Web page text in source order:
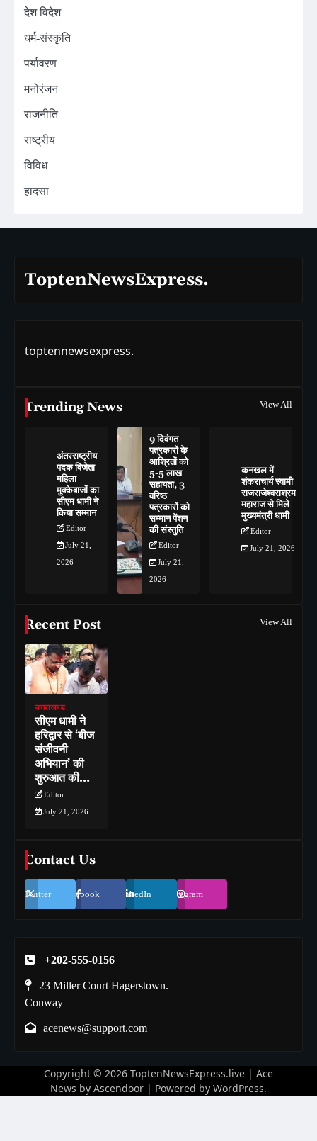
देश विदेश
धर्म-संस्कृति
पर्यावरण
मनोरंजन
राजनीति
राष्ट्रीय
विविध
हादसा
ToptenNewsExpress.
toptennewsexpress.
Trending News View All
अंतरराष्ट्रीय
पदक विजेता
महिला
मुक्केबाजों का
सीएम धामी ने
किया सम्मान
Editor
July 21,
2026
9 दिवंगत
पत्रकारों के
आश्रितों को
5-5 लाख
सहायता, 3
वरिष्ठ
पत्रकारों को
सम्मान पेंशन
की संस्तुति
Editor
July 21,
2026
कनखल में
शंकराचार्य स्वामी
राजराजेश्वराश्रम
महाराज से मिले
मुख्यमंत्री धामी
Editor
July 21, 2026
Recent Post View All
उत्तराखण्ड
सीएम धामी ने
हरिद्वार से ‘बीज
संजीवनी
अभियान’ की
शुरुआत की…
Editor
July 21, 2026
Contact Us
Twitter Facebook LinkedIn Instagram
+202-555-0156
23 Miller Court Hagerstown.
Conway
acenews@support.com
Copyright © 2026 ToptenNewsExpress.live | Ace
News by Ascendoor | Powered by WordPress.